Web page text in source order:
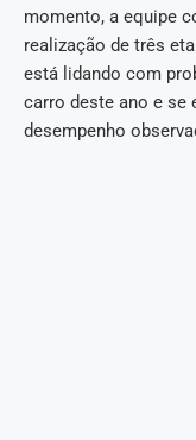
momento, a equipe
realização de três
está lidando com
carro deste ano e se
desempenho